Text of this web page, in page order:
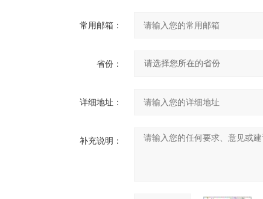
常用邮箱：
省份：
详细地址：
补充说明：